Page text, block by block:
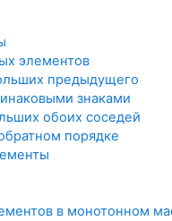
элементов
предыдущего
знаками
обоих соседей
порядке
в монотонном